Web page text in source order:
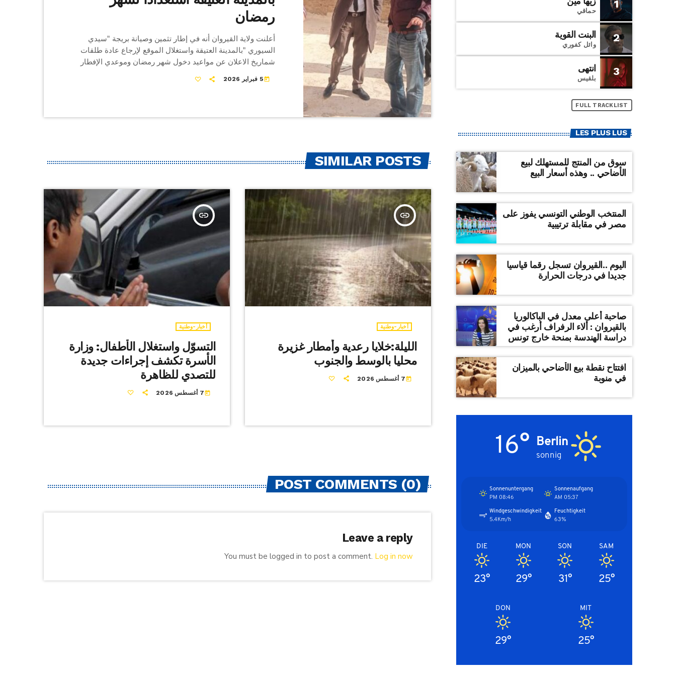
رمضان
أعلنت ولاية القيروان أنه في إطار تثمين وصيانة بريجة "سيدي
السيوري "بالمدينة العتيقة واستغلال الموقع لإرجاع عادة طلقات
شماريخ الاعلان عن مواعيد دخول شهر رمضان وموعدي الإفطار
المبارك عاين والي الجهة السيد ذاكر البرقاوي، عشية يوم الخميس
وممثل الوكالة وعدد من المصالح الفنية […]
today5 فبراير 2026
SIMILAR POSTS
insert_link
أخبار-وطنية
التسوّل واستغلال الأطفال: وزارة
الأسرة تكشف إجراءات جديدة
للتصدي للظاهرة
today7 أغسطس 2026
insert_link
أخبار-وطنية
الليلة:خلايا رعدية وأمطار غزيرة
محليا بالوسط والجنوب
today7 أغسطس 2026
POST COMMENTS (0)
Leave a reply
You must be logged in to post a comment. Log in now
1
حماقي
2 البنت القوية
وائل كفوري
3 انتهى
بلقيس
FULL TRACKLIST
LES PLUS LUS
سوق من المنتج للمستهلك لبيع
الأضاحي .. وهذه أسعار البيع
المنتخب الوطني التونسي يفوز على
مصر في مقابلة ترتيبية
اليوم ..القيروان تسجل رقما قياسيا
جديدا في درجات الحرارة
صاحبة أعلى معدل في الباكالوريا
بالقيروان : ألاء الرفراف أرغب في
دراسة الهندسة بمنحة خارج تونس
افتتاح نقطة بيع الأضاحي بالميزان
في منوبة
Berlin
sonnig
16°
Sonnenaufgang
05:37 AM
Sonnenuntergang
08:46 PM
Feuchtigkeit
63%
Windgeschwindigkeit
5.4Km/h
SAM
25°
SON
31°
MON
29°
DIE
23°
MIT
25°
DON
29°